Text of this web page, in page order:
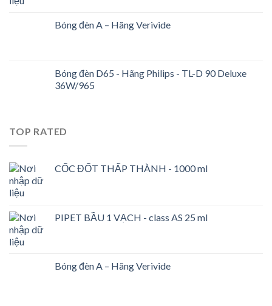
Bóng đèn A – Hãng Verivide
Bóng đèn D65 - Hãng Philips - TL-D 90 Deluxe
36W/965
TOP RATED
CỐC ĐỐT THẤP THÀNH - 1000 ml
PIPET BẦU 1 VẠCH - class AS 25 ml
Bóng đèn A – Hãng Verivide